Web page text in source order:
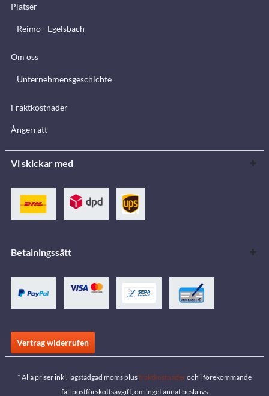
Platser
Reimo - Egelsbach
Om oss
Unternehmensgeschichte
Fraktkostnader
Ångerrätt
Vi skickar med
Betalningssätt
Vertrag widerrufen
* Alla priser inkl. lagstadgad moms plusfraktkostnaderoch i förekommande
fall postförskottsavgift, om inget annat beskrivs